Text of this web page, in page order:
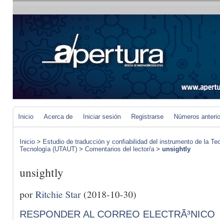
Inicio Acerca de Iniciar sesión Registrarse Números
Inicio > Estudio de traducción y confiabilidad del instrumento de la
Tecnología (UTAUT) > Comentarios del lector/a> unsightly
unsightly
porRitchie Star (2018-10-30)
RESPONDER AL CORREO ELECTRÃ³NICO